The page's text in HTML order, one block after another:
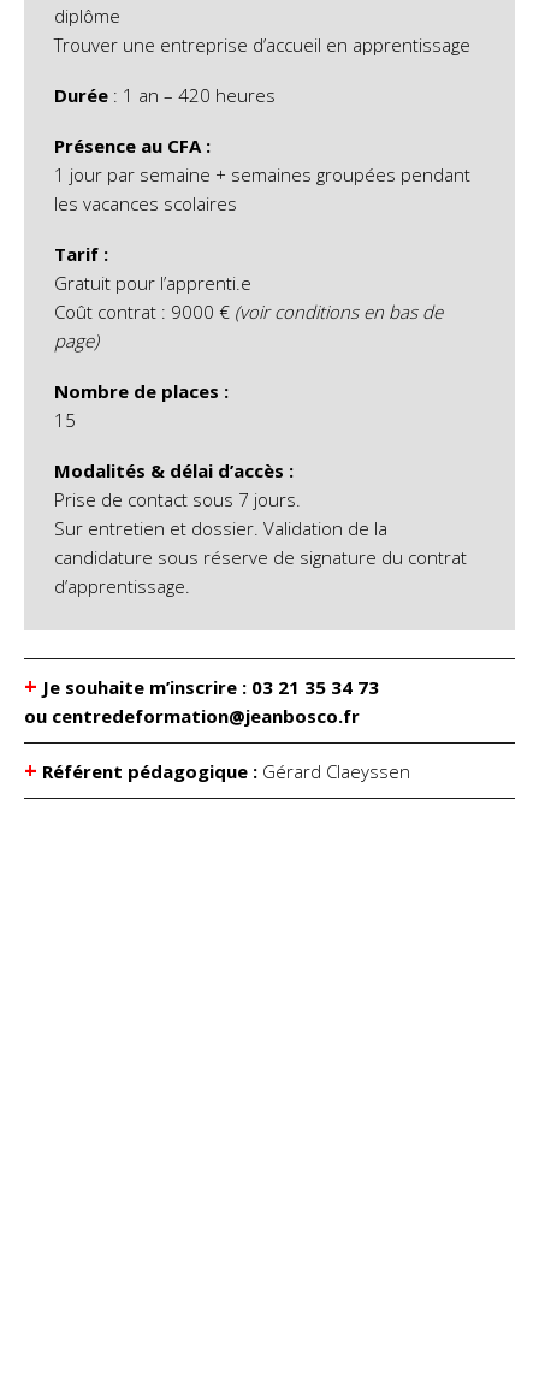
diplôme
Trouver une entreprise d’accueil en apprentissage
Durée : 1 an – 420 heures
Présence au CFA :
1 jour par semaine + semaines groupées pendant
les vacances scolaires
Tarif :
Gratuit pour l’apprenti.e
Coût contrat : 9000 € (voir conditions en bas de
page)
Nombre de places :
15
Modalités & délai d’accès :
Prise de contact sous 7 jours.
Sur entretien et dossier. Validation de la
candidature sous réserve de signature du contrat
d’apprentissage.
+ Je souhaite m’inscrire : 03 21 35 34 73
ou centredeformation@jeanbosco.fr
+ Référent pédagogique : Gérard Claeyssen